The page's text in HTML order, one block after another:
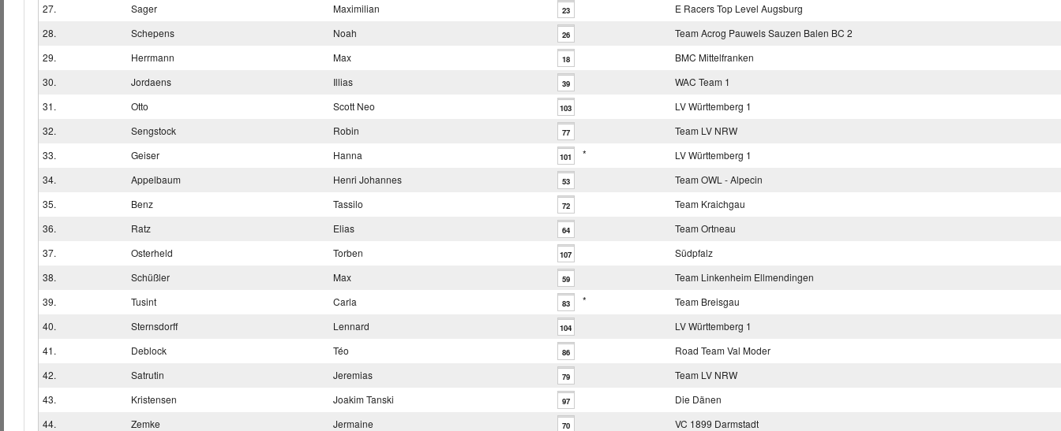
27.
Sager Maximilian 23
E Racers Top Level Augsburg
28.
Schepens Noah 26
Team Acrog Pauwels Sauzen Balen BC 2
29.
Herrmann Max 18
BMC Mittelfranken
30.
Jordaens Illias 39
WAC Team 1
31.
Otto Scott Neo 103
LV Württemberg 1
32.
Sengstock Robin 77
Team LV NRW
33.
Geiser Hanna 101 *
LV Württemberg 1
34.
Appelbaum Henri Johannes 53
Team OWL - Alpecin
35.
Benz Tassilo 72
Team Kraichgau
36.
Ratz Elias 64
Team Ortneau
37.
Osterheld Torben 107
Südpfalz
38.
Schüßler Max 59
Team Linkenheim Ellmendingen
39.
Tusint Carla 83 *
Team Breisgau
40.
Sternsdorff Lennard 104
LV Württemberg 1
41.
Deblock Téo 86
Road Team Val Moder
42.
Satrutin Jeremias 79
Team LV NRW
43.
Kristensen Joakim Tanski 97
Die Dänen
44.
Zemke Jermaine 70
VC 1899 Darmstadt